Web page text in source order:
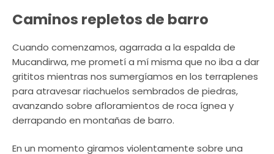
Caminos repletos de barro
Cuando comenzamos, agarrada a la espalda de
Mucandirwa, me prometí a mí misma que no iba a dar
grititos mientras nos sumergíamos en los terraplenes
para atravesar riachuelos sembrados de piedras,
avanzando sobre afloramientos de roca ígnea y
derrapando en montañas de barro.
En un momento giramos violentamente sobre una